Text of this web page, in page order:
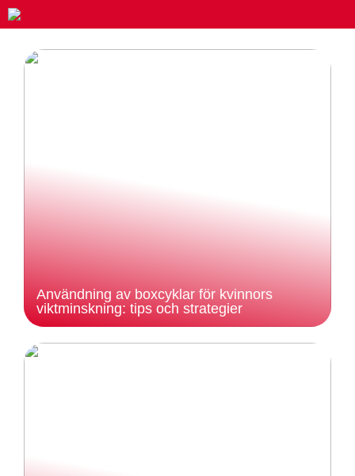
Användning av boxcyklar för kvinnors
viktminskning: tips och strategier